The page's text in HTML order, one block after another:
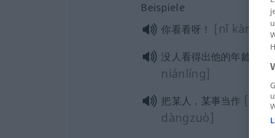
Beispiele
你看看呀！
[nǐ
没人看得出他的年龄
niánlíng]
把某人，某事当作 [bǎ
dàngzuò]